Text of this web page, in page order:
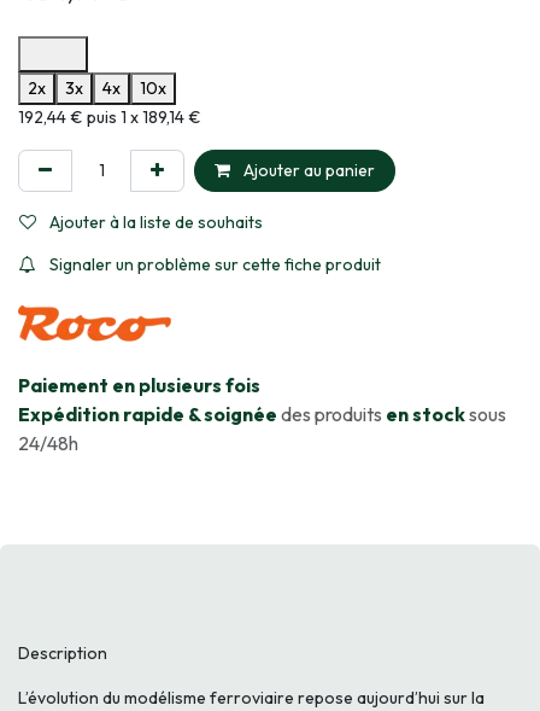
2x
3x 4x
10x
Informations sur le plan de paiement sélectionné
192,44 € puis 1 x 189,14 €
Ajouter au panier
Ajouter à la liste de souhaits
Signaler un problème sur cette fiche produit
​Paiement en plusieurs fois
Expédition rapide & soignée des produits en stocksous
24/48h
Description
L’évolution du modélisme ferroviaire repose aujourd’hui sur la